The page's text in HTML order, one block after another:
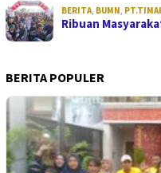
BERITA, BUMN,
Ribuan
BERITA POPULER